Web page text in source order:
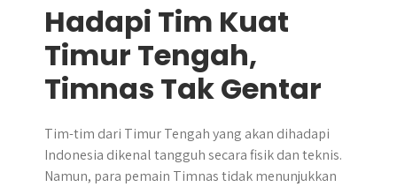
Hadapi Tim Kuat
Timur Tengah,
Timnas Tak Gentar
Tim-tim dari Timur Tengah yang akan dihadapi
Indonesia dikenal tangguh secara fisik dan teknis.
Namun, para pemain Timnas tidak menunjukkan